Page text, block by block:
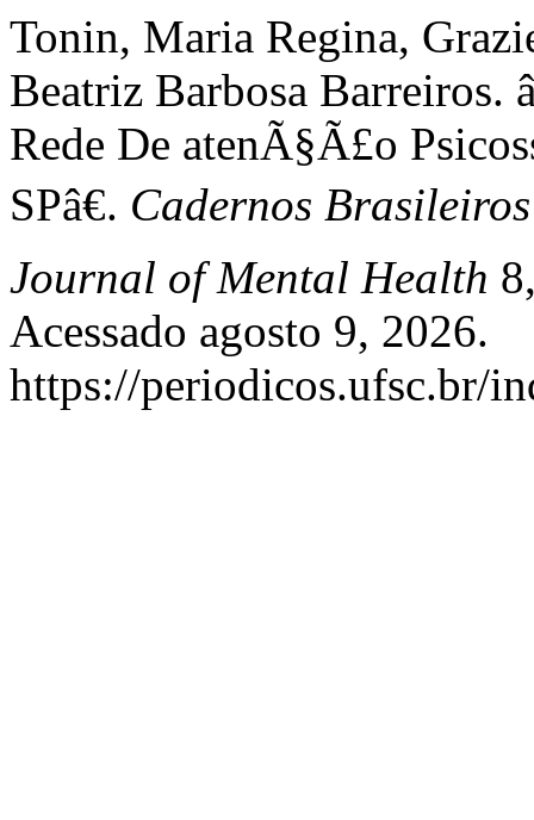
Tonin, Maria Regina,
Beatriz Barbosa Barreiros.
Rede De atenÃ§Ã£o
SPâ€. Cadernos
Journal of Mental Health
Acessado agosto 9, 2026.
https://periodicos.ufsc.br/